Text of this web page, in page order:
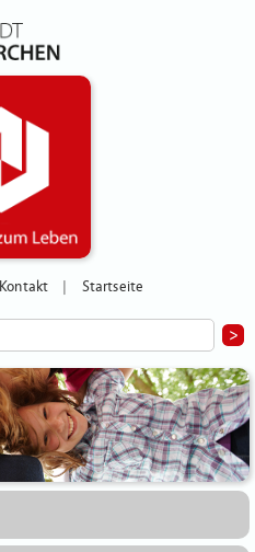
Kontakt Startseite